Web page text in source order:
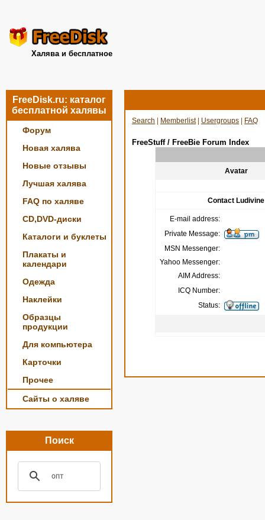
Халява и бесплатное
FreeDisk.ru: каталог
бесплатной халявы
Форум
Новая халява
Новые отзывы
Лучшая халява
FAQ по халяве
CD,DVD-диски
Каталоги и буклеты
Плакаты и
календари
Одежда
Наклейки
Образцы
продукции
Для компьютера
Карточки
Прочее
Сайты о халяве
Поиск
Search Memberlist| Usergroups FAQ
FreeStuff / FreeBie Forum Index
Avatar
Contact Ludivine
E-mail address:
Private Message:
MSN Messenger:
Yahoo Messenger:
AIM Address:
ICQ Number:
Status: